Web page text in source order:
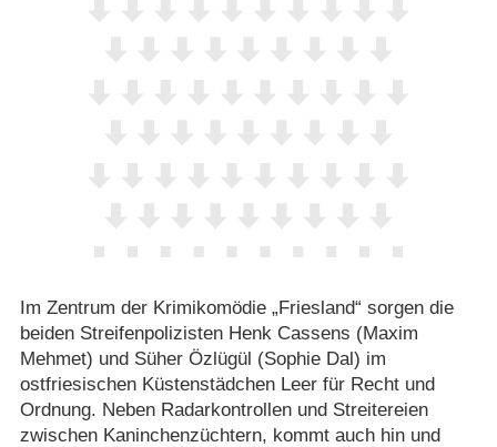
Im Zentrum der Krimikomödie „Friesland“ sorgen die
beiden Streifenpolizisten Henk Cassens (Maxim
Mehmet) und Süher Özlügül (Sophie Dal) im
ostfriesischen Küstenstädchen Leer für Recht und
Ordnung. Neben Radarkontrollen und Streitereien
zwischen Kaninchenzüchtern, kommt auch hin und